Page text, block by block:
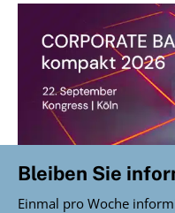
Bleiben Sie
Einmal pro Woche